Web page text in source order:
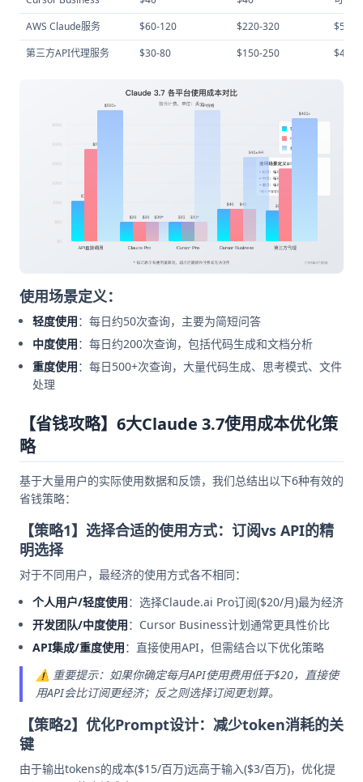
AWS Claude服务
$60-120 $220-320
$520+
第三方API代理服务
$30-80 $150-250 $400+
使用场景定义：
轻度使用：每日约50次查询，主要为简短问答
中度使用：每日约200次查询，包括代码生成和文档分析
重度使用：每日500+次查询，大量代码生成、思考模式、文件
处理
【省钱攻略】6大Claude 3.7使用成本优化策
略
基于大量用户的实际使用数据和反馈，我们总结出以下6种有效的
省钱策略：
【策略1】选择合适的使用方式：订阅vs API的精
明选择
对于不同用户，最经济的使用方式各不相同：
个人用户/轻度使用：选择Claude.ai Pro订阅($20/月)最为经济
开发团队/中度使用：Cursor Business计划通常更具性价比
API集成/重度使用：直接使用API，但需结合以下优化策略
⚠️ 重要提示：如果你确定每月API使用费用低于$20，直接使
用API会比订阅更经济；反之则选择订阅更划算。
【策略2】优化Prompt设计：减少token消耗的关
键
由于输出tokens的成本($15/百万)远高于输入($3/百万)，优化提